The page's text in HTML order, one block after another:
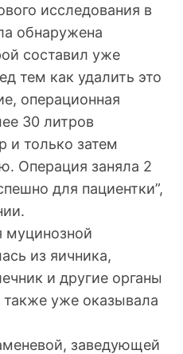
исследования в
обнаружена
составил уже
тем как удалить это
операционная
30 литров
и только затем
Операция заняла 2
для пациентки”,
муцинозной
из яичника,
и другие органы
уже оказывала
заведующей